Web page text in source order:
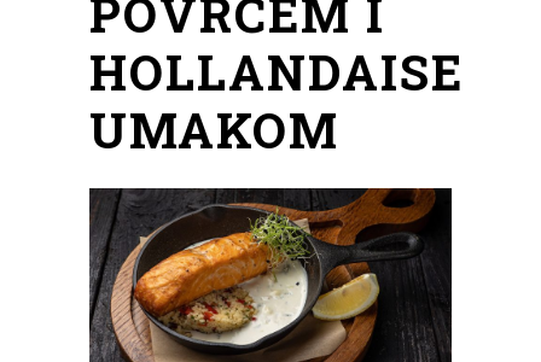
POVRĆEM I
HOLLANDAISE
UMAKOM